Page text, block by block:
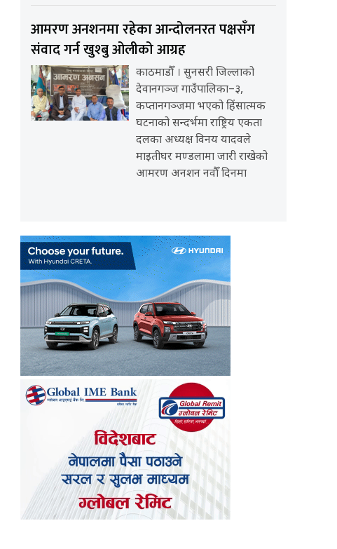
आमरण अनशनमा रहेका आन्दोलनरत पक्षसँग
संवाद गर्न खुश्बु ओलीको आग्रह
काठमाडौँ । सुनसरी जिल्लाको
देवानगञ्ज गाउँपालिका–३,
कप्तानगञ्जमा भएको हिंसात्मक
घटनाको सन्दर्भमा राष्ट्रिय एकता
दलका अध्यक्ष विनय यादवले
माइतीघर मण्डलामा जारी राखेको
आमरण अनशन नवौँ दिनमा